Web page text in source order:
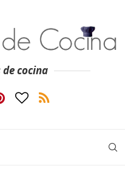
de cocina